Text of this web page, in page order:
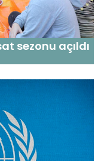
sezonu açıldı